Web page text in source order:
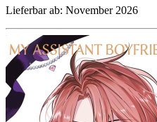
Lieferbar ab: November 2026